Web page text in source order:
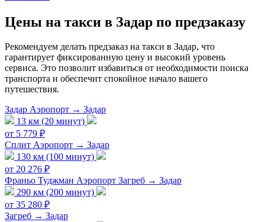
Цены на такси в Задар по предзаказу
Рекомендуем делать предзаказ на такси в Задар, что
гарантирует фиксированную цену и высокий уровень
сервиса. Это позволит избавиться от необходимости поиска
транспорта и обеспечит спокойное начало вашего
путешествия.
Задар Аэропорт → Задар
13 км (20 минут)
от 5 779 ₽
Сплит Аэропорт → Задар
130 км (100 минут)
от 20 276 ₽
Франьо Туджман Аэропорт Загреб → Задар
290 км (200 минут)
от 35 280 ₽
Загреб → Задар